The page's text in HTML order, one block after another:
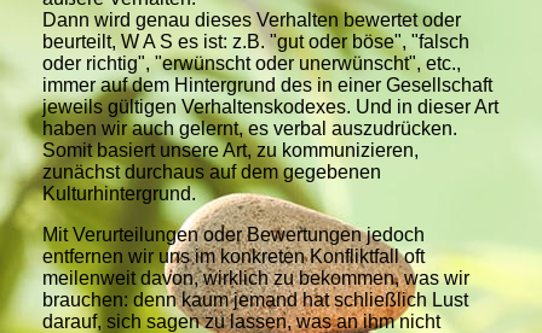
Dann wird genau dieses Verhalten bewertet oder
beurteilt, W A S es ist: z.B. "gut oder böse", "falsch
oder richtig", "erwünscht oder unerwünscht", etc.,
immer auf dem Hintergrund des in einer Gesellschaft
jeweils gültigen Verhaltenskodexes. Und in dieser Art
haben wir auch gelernt, es verbal auszudrücken.
Somit basiert unsere Art, zu kommunizieren,
zunächst durchaus auf dem gegebenen
Kulturhintergrund.
Mit Verurteilungen oder Bewertungen jedoch
entfernen wir uns im konkreten Konfliktfall oft
meilenweit davon, wirklich zu bekommen, was wir
brauchen: denn kaum jemand hat schließlich Lust
darauf, sich sagen zu lassen, was an ihm nicht